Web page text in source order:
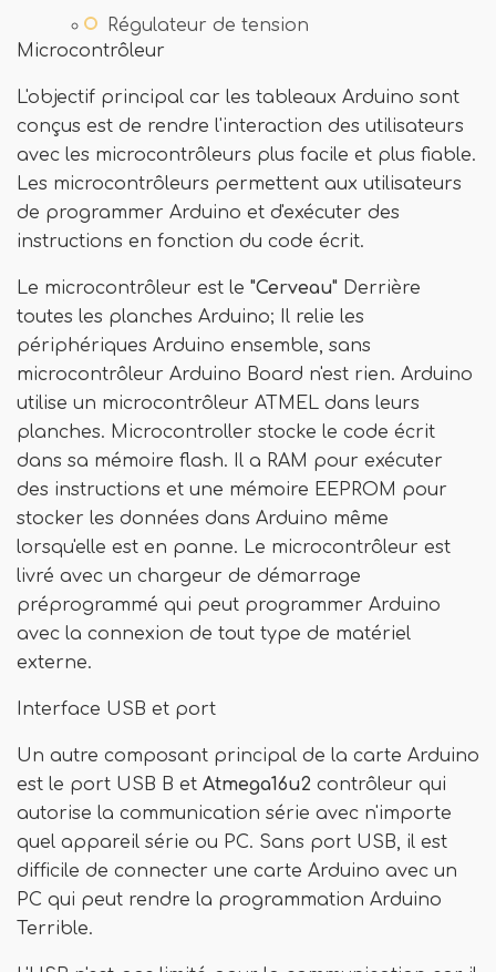
Régulateur de tension
Microcontrôleur
L'objectif principal car les tableaux Arduino sont
conçus est de rendre l'interaction des utilisateurs
avec les microcontrôleurs plus facile et plus fiable.
Les microcontrôleurs permettent aux utilisateurs
de programmer Arduino et d'exécuter des
instructions en fonction du code écrit.
Le microcontrôleur est le "Cerveau" Derrière
toutes les planches Arduino; Il relie les
périphériques Arduino ensemble, sans
microcontrôleur Arduino Board n'est rien. Arduino
utilise un microcontrôleur ATMEL dans leurs
planches. Microcontroller stocke le code écrit
dans sa mémoire flash. Il a RAM pour exécuter
des instructions et une mémoire EEPROM pour
stocker les données dans Arduino même
lorsqu'elle est en panne. Le microcontrôleur est
livré avec un chargeur de démarrage
préprogrammé qui peut programmer Arduino
avec la connexion de tout type de matériel
externe.
Interface USB et port
Un autre composant principal de la carte Arduino
est le port USB B et Atmega16u2 contrôleur qui
autorise la communication série avec n'importe
quel appareil série ou PC. Sans port USB, il est
difficile de connecter une carte Arduino avec un
PC qui peut rendre la programmation Arduino
Terrible.